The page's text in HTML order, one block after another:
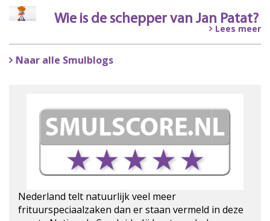
Wie is de schepper van Jan Patat?
Lees meer
Naar alle Smulblogs
Nederland telt natuurlijk veel meer
frituurspeciaalzaken dan er staan vermeld in deze